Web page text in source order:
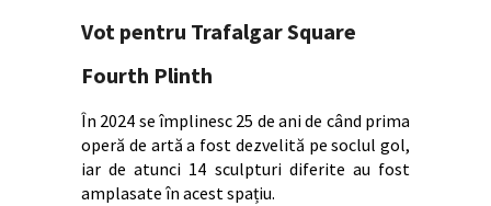
Vot pentru Trafalgar Square
Fourth Plinth
În 2024 se împlinesc 25 de ani de când prima
operă de artă a fost dezvelită pe soclul gol,
iar de atunci 14 sculpturi diferite au fost
amplasate în acest spațiu.